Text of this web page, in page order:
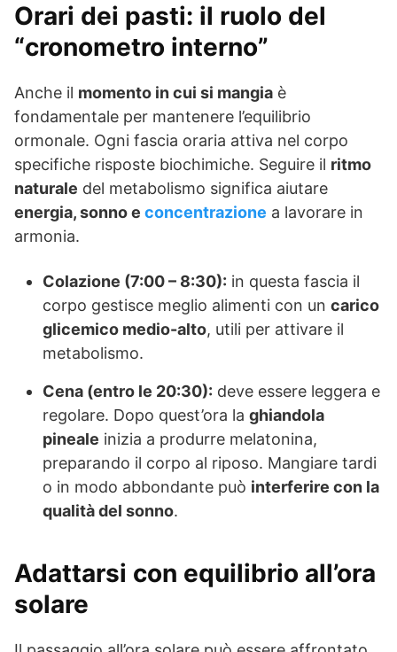
Orari dei pasti: il ruolo del
“cronometro interno”
Anche il momento in cui si mangia è
fondamentale per mantenere l’equilibrio
ormonale. Ogni fascia oraria attiva nel corpo
specifiche risposte biochimiche. Seguire il ritmo
naturale del metabolismo significa aiutare
energia, sonno e concentrazione a lavorare in
armonia.
Colazione (7:00 – 8:30): in questa fascia il
corpo gestisce meglio alimenti con un carico
glicemico medio-alto, utili per attivare il
metabolismo.
Cena (entro le 20:30): deve essere leggera e
regolare. Dopo quest’ora la ghiandola
pineale inizia a produrre melatonina,
preparando il corpo al riposo. Mangiare tardi
o in modo abbondante può interferire con la
qualità del sonno.
Adattarsi con equilibrio all’ora
solare